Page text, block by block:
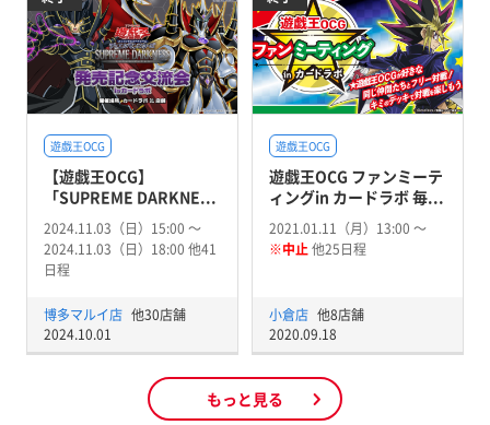
遊戯王OCG
【遊戯王OCG】
「SUPREME DARKNE...
2024.11.03（日）15:00 〜
2024.11.03（日）18:00 他41
日程
博多マルイ店 他30店舗
2024.10.01
遊戯王OCG
遊戯王OCG ファンミーテ
ィングin カードラボ 毎...
2021.01.11（月）13:00 〜
※中止他25日程
小倉店 他8店舗
2020.09.18
もっと見る